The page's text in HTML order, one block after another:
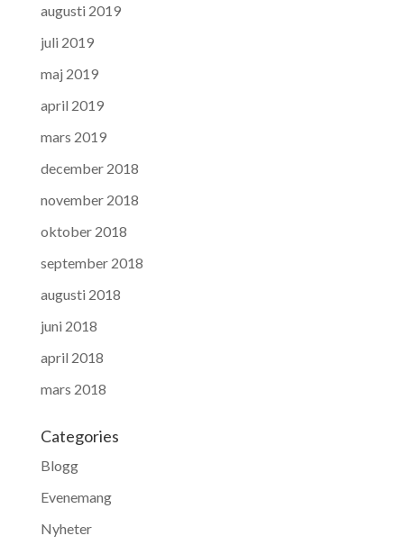
augusti 2019
juli 2019
maj 2019
april 2019
mars 2019
december 2018
november 2018
oktober 2018
september 2018
augusti 2018
juni 2018
april 2018
mars 2018
Categories
Blogg
Evenemang
Nyheter